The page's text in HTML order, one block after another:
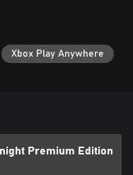
Xbox Play Anywhere
Premium Edition